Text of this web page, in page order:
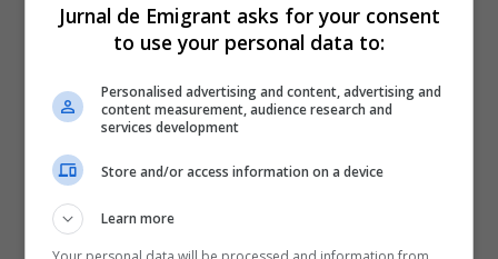
Jurnal de Emigrant asks for your consent
to use your personal data to:
Personalised advertising and content, advertising and
content measurement, audience research and
services development
Store and/or access information on a device
Learn more